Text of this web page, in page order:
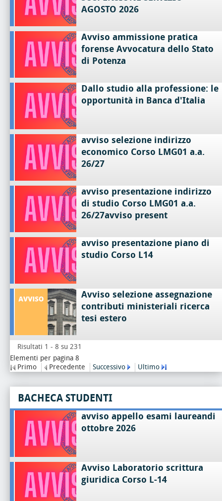
AGOSTO 2026
Avviso ammissione pratica
forense Avvocatura dello Stato
di Potenza
Dallo studio alla professione: le
opportunità in Banca d'Italia
avviso selezione indirizzo
economico Corso LMG01 a.a.
26/27
avviso presentazione indirizzo
di studio Corso LMG01 a.a.
26/27avviso present
avviso presentazione piano di
studio Corso L14
Avviso selezione assegnazione
contributi ministeriali ricerca
tesi estero
Risultati 1 - 8 su 231
Elementi per pagina 8
Primo
Precedente Successivo Ultimo
BACHECA STUDENTI
avviso appello esami laureandi
ottobre 2026
Avviso Laboratorio scrittura
giuridica Corso L-14